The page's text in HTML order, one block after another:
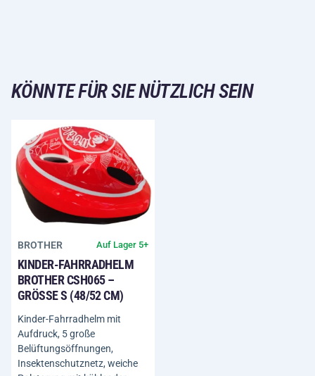
KÖNNTE FÜR SIE NÜTZLICH SEIN
BROTHER Auf Lager 5+
KINDER-FAHRRADHELM
BROTHER CSH065 –
GRÖSSE S (48/52 CM)
Kinder-Fahrradhelm mit
Aufdruck, 5 große
Belüftungsöffnungen,
Insektenschutznetz, weiche